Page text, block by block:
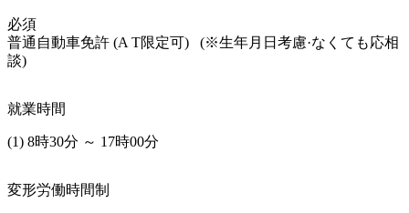
必須
普通自動車免許 (A T限定可)   (※生年月日考慮·なくても応相
談)
就業時間
(1) 8時30分 ～ 17時00分
変形労働時間制